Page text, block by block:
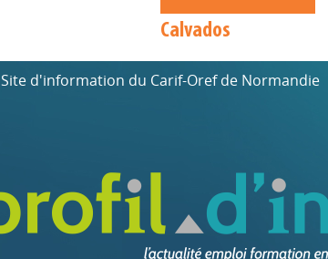
Calvados
Site d'information du Carif-Oref de Normandie